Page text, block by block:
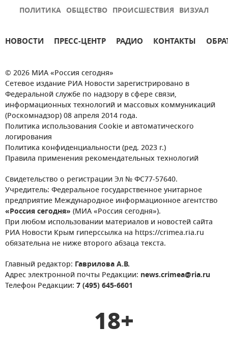
ПОЛИТИКА ОБЩЕСТВО ПРОИСШЕСТВИЯ ВИЗУАЛ
НОВОСТИ ПРЕСС-ЦЕНТР РАДИО КОНТАКТЫ
© 2026 МИА «Россия сегодня»
Сетевое издание РИА Новости зарегистрировано в
Федеральной службе по надзору в сфере связи,
информационных технологий и массовых коммуникаций
(Роскомнадзор) 08 апреля 2014 года.
Политика использования Cookie и автоматического
логирования
Политика конфиденциальности (ред. 2023 г.)
Правила применения рекомендательных технологий
Свидетельство о регистрации Эл № ФС77-57640.
Учредитель: Федеральное государственное унитарное
предприятие Международное информационное агентство
«Россия сегодня» (МИА «Россия сегодня»).
При любом использовании материалов и новостей сайта
РИА Новости Крым гиперссылка на https://crimea.ria.ru
обязательна не ниже второго абзаца текста.
Главный редактор: Гаврилова А.В.
Адрес электронной почты Редакции: news.crimea@ria.ru
Телефон Редакции: 7 (495) 645-6601
18+